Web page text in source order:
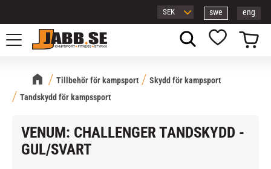
Meny
swe eng
Favoriter
Kundvagn
Tillbehör för kampsport
Skydd för kampsport
Tandskydd för kampssport
VENUM: CHALLENGER TANDSKYDD -
GUL/SVART